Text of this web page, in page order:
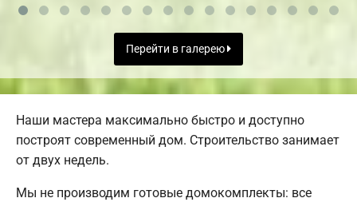
Перейти в галерею
Наши мастера максимально быстро и доступно
построят современный дом. Строительство занимает
от двух недель.
Мы не производим готовые домокомплекты: все